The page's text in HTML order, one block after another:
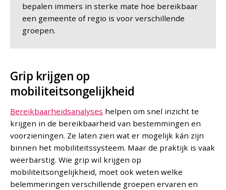
bepalen immers in sterke mate hoe bereikbaar
een gemeente of regio is voor verschillende
groepen.
Grip krijgen op
mobiliteitsongelijkheid
Bereikbaarheidsanalyses helpen om snel inzicht te
krijgen in de bereikbaarheid van bestemmingen en
voorzieningen. Ze laten zien wat er mogelijk kán zijn
binnen het mobiliteitssysteem. Maar de praktijk is vaak
weerbarstig. Wie grip wil krijgen op
mobiliteitsongelijkheid, moet ook weten welke
belemmeringen verschillende groepen ervaren en